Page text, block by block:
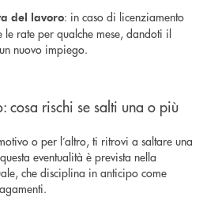
del lavoro: in caso di licenziamento
le rate per qualche mese, dandoti il
nuovo impiego.
cosa rischi se salti una o più
o per l’altro, ti ritrovi a saltare una
eventualità è prevista nella
che disciplina in anticipo come